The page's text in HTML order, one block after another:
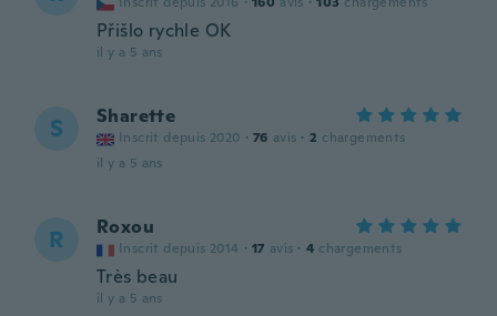
Přišlo rychle OK
il y a 5 ans
S Sharette
Inscrit depuis 2020 · 76 avis · 2 chargements
il y a 5 ans
R Roxou
Inscrit depuis 2014 · 17 avis · 4 chargements
Très beau
il y a 5 ans